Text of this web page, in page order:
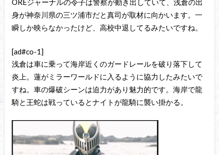
OREジャーナルの令子は警察が動き出していて、浅倉の出
身が神奈川県の三ツ浦市だと真司が取材に向かいます。一
瞬しか映らなかったけど、高校中退してるみたいですね。
[ad#co-1]
浅倉は車に乗って海岸近くのガードレールを破り落下して
炎上。蓮がミラーワールドに入るように協力したみたいで
すね。車の爆破シーンは迫力があり魅力的です。海岸で龍
騎と王蛇は戦っているとナイトが龍騎に襲い掛かる。